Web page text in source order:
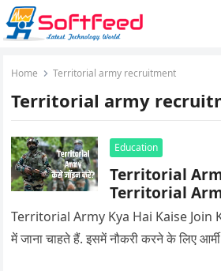
Home Territorial army recruitment
Territorial army
Education
Territorial
Territorial
Territorial Army Kya Hai Kaise Join
में जाना चाहते हैं. इसमें नौकरी करने के लिए